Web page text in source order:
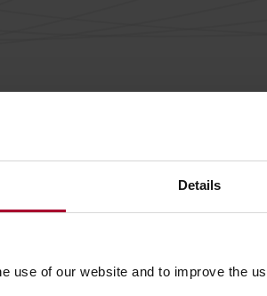
Details
use of our website and to improve the
de leveranciersgegevens (op
het artikelnummer, de artikel-
totaalbedrag herkent. Het maakt
uitgelijnd zijn of dat het een multi-
hebben dan is dit eenvoudig aan te